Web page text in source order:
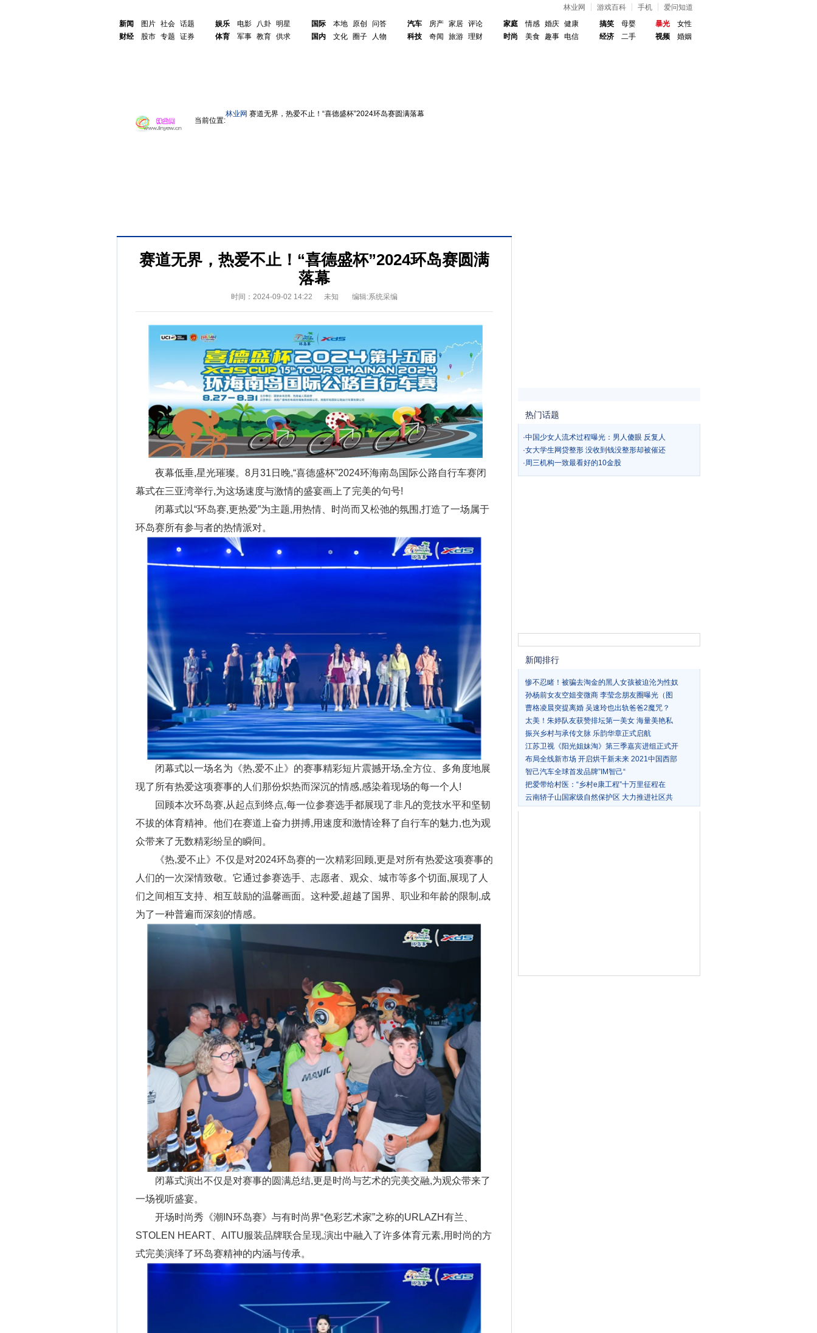
林业网 游戏百科 手机
爱问知道
新闻
图片 社会 话题
财经
股市 专题 证券
娱乐 电影 八卦 明星
体育
军事 教育 供求
国际 本地 原创
问答
国内
文化 圈子 人物
汽车 房产 家居 评论
科技
奇闻 旅游 理财
家庭 情感 婚庆 健康
时尚
美食 趣事 电信
搞笑
母婴
经济
二手
暴光
女性
视频
婚姻
当前位置:
林业网 赛道无界，热爱不止！“喜德盛杯”2024环岛赛圆满落幕
赛道无界，热爱不止！“喜德盛杯”2024环岛赛圆满
落幕
时间：2024-09-02 14:22 未知 编辑:系统采编
夜幕低垂,星光璀璨。8月31日晚,“喜德盛杯”2024环海南岛国际公路自行车赛闭
幕式在三亚湾举行,为这场速度与激情的盛宴画上了完美的句号!
闭幕式以“环岛赛,更热爱”为主题,用热情、时尚而又松弛的氛围,打造了一场属于
环岛赛所有参与者的热情派对。
闭幕式以一场名为《热,爱不止》的赛事精彩短片震撼开场,全方位、多角度地展
现了所有热爱这项赛事的人们那份炽热而深沉的情感,感染着现场的每一个人!
回顾本次环岛赛,从起点到终点,每一位参赛选手都展现了非凡的竞技水平和坚韧
不拔的体育精神。他们在赛道上奋力拼搏,用速度和激情诠释了自行车的魅力,也为观
众带来了无数精彩纷呈的瞬间。
《热,爱不止》不仅是对2024环岛赛的一次精彩回顾,更是对所有热爱这项赛事的
人们的一次深情致敬。它通过参赛选手、志愿者、观众、城市等多个切面,展现了人
们之间相互支持、相互鼓励的温馨画面。这种爱,超越了国界、职业和年龄的限制,成
为了一种普遍而深刻的情感。
闭幕式演出不仅是对赛事的圆满总结,更是时尚与艺术的完美交融,为观众带来了
一场视听盛宴。
开场时尚秀《潮IN环岛赛》与有时尚界“色彩艺术家”之称的URLAZH有兰、
STOLEN HEART、AITU服装品牌联合呈现,演出中融入了许多体育元素,用时尚的方
式完美演绎了环岛赛精神的内涵与传承。
热门话题
·中国少女人流术过程曝光：男人傻眼 反复人
·女大学生网贷整形 没收到钱没整形却被催还
·周三机构一致最看好的10金股
新闻排行
惨不忍睹！被骗去淘金的黑人女孩被迫沦为性奴
孙杨前女友空姐变微商 李莹念朋友圈曝光（图
曹格凌晨突提离婚 吴速玲也出轨爸爸2魔咒？
太美！朱婷队友获赞排坛第一美女 海量美艳私
振兴乡村与承传文脉 乐韵华章正式启航
江苏卫视《阳光姐妹淘》第三季嘉宾进组正式开
布局全线新市场 开启烘干新未来 2021中国西部
智己汽车全球首发品牌”IM智己“
把爱带给村医：“乡村e康工程”十万里征程在
云南轿子山国家级自然保护区 大力推进社区共